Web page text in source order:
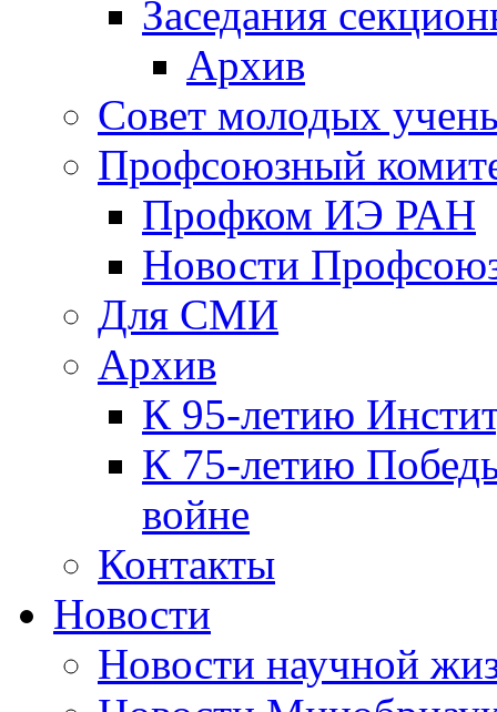
Заседания
Архив
Совет молодых
Профсоюзный
Профком ИЭ РАН
Новости
Для СМИ
Архив
К 95-летию
К 75-летию
войне
Контакты
Новости
Новости научной